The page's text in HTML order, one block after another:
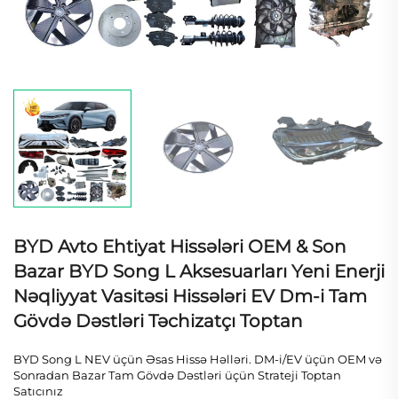
BYD Avto Ehtiyat Hissələri OEM & Son
Bazar BYD Song L Aksesuarları Yeni Enerji
Nəqliyyat Vasitəsi Hissələri EV Dm-i Tam
Gövdə Dəstləri Təchizatçı Toptan
BYD Song L NEV üçün Əsas Hissə Həlləri. DM-i/EV üçün OEM və
Sonradan Bazar Tam Gövdə Dəstləri üçün Strateji Toptan
Satıcınız